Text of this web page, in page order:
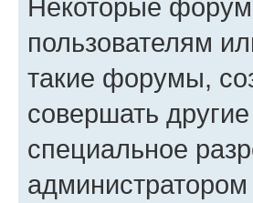
Некоторые
пользователям
такие форумы,
совершать
специальное